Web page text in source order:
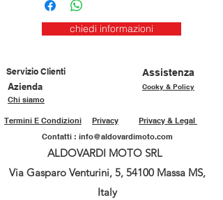
chiedi informazioni
Servizio Clienti
Assistenza
Azienda
Cooky & Policy
Chi siamo
Privacy & Legal
Privacy
Termini E Condizioni
Contatti : info@aldovardimoto.com
ALDOVARDI MOTO SRL
Via Gasparo Venturini, 5, 54100 Massa MS,
Italy